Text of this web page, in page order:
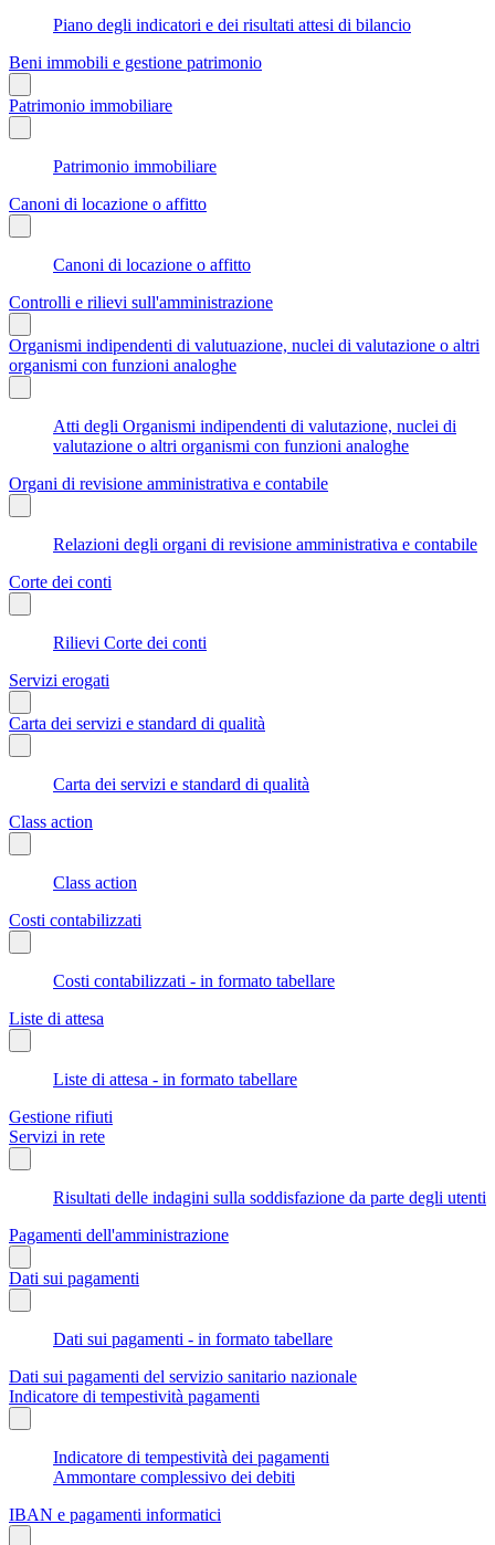
Piano degli indicatori e dei risultati attesi di bilancio
Beni immobili e gestione patrimonio
Patrimonio immobiliare
Patrimonio immobiliare
Canoni di locazione o affitto
Canoni di locazione o affitto
Controlli e rilievi sull'amministrazione
Organismi indipendenti di valutuazione, nuclei di valutazione o altri
organismi con funzioni analoghe
Atti degli Organismi indipendenti di valutazione, nuclei di
valutazione o altri organismi con funzioni analoghe
Organi di revisione amministrativa e contabile
Relazioni degli organi di revisione amministrativa e contabile
Corte dei conti
Rilievi Corte dei conti
Servizi erogati
Carta dei servizi e standard di qualità
Carta dei servizi e standard di qualità
Class action
Class action
Costi contabilizzati
Costi contabilizzati - in formato tabellare
Liste di attesa
Liste di attesa - in formato tabellare
Gestione rifiuti
Servizi in rete
Risultati delle indagini sulla soddisfazione da parte degli utenti
Pagamenti dell'amministrazione
Dati sui pagamenti
Dati sui pagamenti - in formato tabellare
Dati sui pagamenti del servizio sanitario nazionale
Indicatore di tempestività pagamenti
Indicatore di tempestività dei pagamenti
Ammontare complessivo dei debiti
IBAN e pagamenti informatici